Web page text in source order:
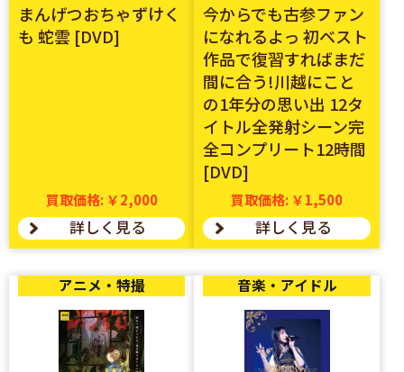
まんげつおちゃずけく
も 蛇雲 [DVD]
買取価格: ￥2,000
詳しく見る
今からでも古参ファン
になれるよっ 初ベスト
作品で復習すればまだ
間に合う!川越にこと
の1年分の思い出 12タ
イトル全発射シーン完
全コンプリート12時間
[DVD]
買取価格: ￥1,500
詳しく見る
アニメ・特撮 音楽・アイドル